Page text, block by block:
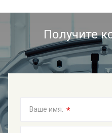
Получите
Ваше имя: *